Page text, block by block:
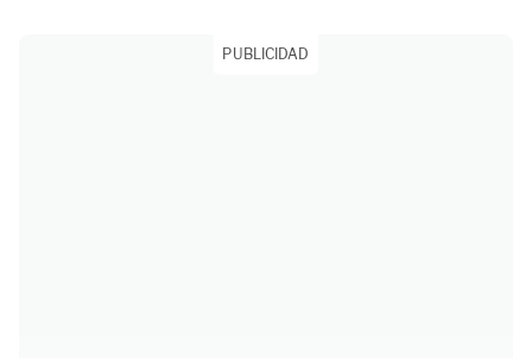
PUBLICIDAD